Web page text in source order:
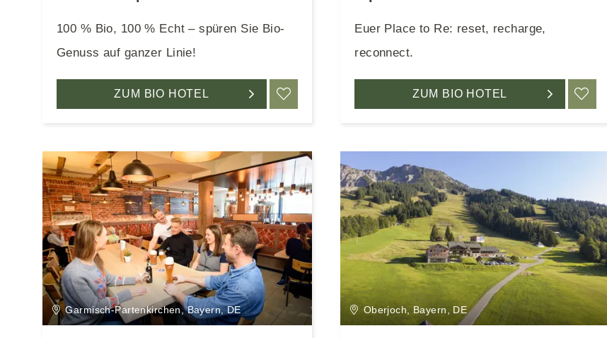
100 % Bio, 100 % Echt – spüren Sie Bio-
Genuss auf ganzer Linie!
ZUM BIO HOTEL
Euer Place to Re: reset, recharge,
reconnect.
ZUM BIO HOTEL
Garmisch-Partenkirchen, Bayern, DE Oberjoch, Bayern, DE